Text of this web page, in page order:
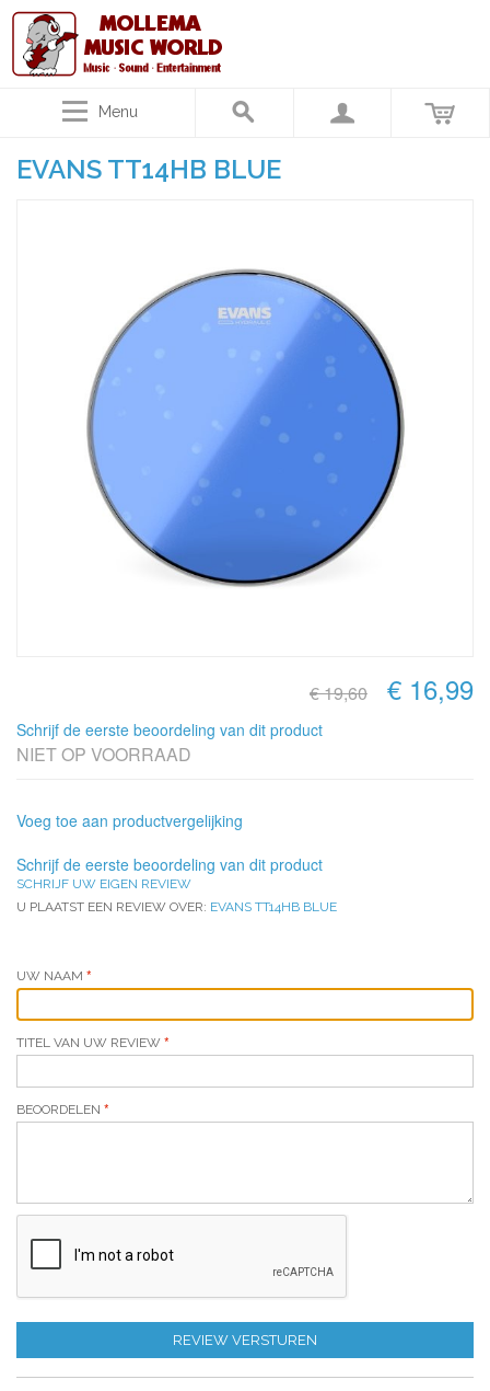
Menu
EVANS TT14HB BLUE
€ 19,60 € 16,99
Schrijf de eerste beoordeling van dit product
NIET OP VOORRAAD
Voeg toe aan productvergelijking
Schrijf de eerste beoordeling van dit product
SCHRIJF UW EIGEN REVIEW
U PLAATST EEN REVIEW OVER: EVANS TT14HB BLUE
UW NAAM
TITEL VAN UW REVIEW
BEOORDELEN
REVIEW VERSTUREN